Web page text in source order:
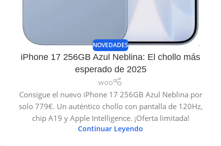
NOVEDADES
iPhone 17 256GB Azul Neblina: El chollo más
esperado de 2025
woo
Consigue el nuevo iPhone 17 256GB Azul Neblina por
solo 779€. Un auténtico chollo con pantalla de 120Hz,
chip A19 y Apple Intelligence. ¡Oferta limitada!
Continuar Leyendo